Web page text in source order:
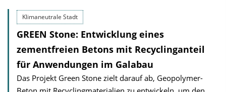
Klimaneutrale Stadt
GREEN Stone: Entwicklung eines
zementfreien Betons mit Recyclinganteil
für Anwendungen im Galabau
Das Projekt Green Stone zielt darauf ab, Geopolymer-